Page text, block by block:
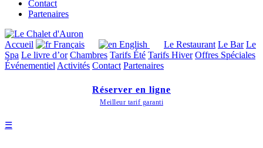
Contact
Partenaires
Accueil Français English Le Restaurant Le Bar Le
Spa Le livre d’or Chambres Tarifs Été Tarifs Hiver Offres Spéciales
Événementiel Activités Contact Partenaires
Réserver en ligne
Meilleur tarif garanti
☰